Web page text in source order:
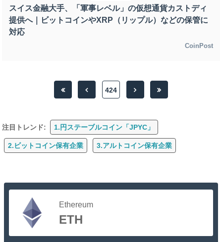
スイス金融大手、「軍事レベル」の仮想通貨カストディ
提供へ｜ビットコインやXRP（リップル）などの保管に
対応
CoinPost
424
注目トレンド: 1.円ステーブルコイン「JPYC」
2.ビットコイン保有企業 3.アルトコイン保有企業
Ethereum
ETH